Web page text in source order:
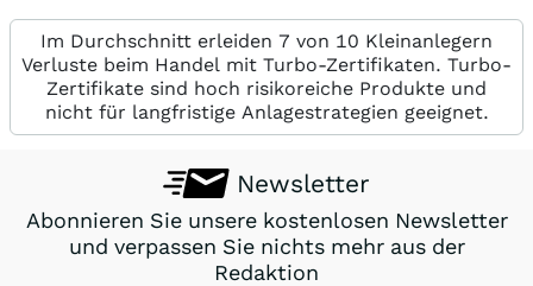
Im Durchschnitt erleiden 7 von 10 Kleinanlegern
Verluste beim Handel mit Turbo-Zertifikaten. Turbo-
Zertifikate sind hoch risikoreiche Produkte und
nicht für langfristige Anlagestrategien geeignet.
Newsletter
Abonnieren Sie unsere kostenlosen Newsletter
und verpassen Sie nichts mehr aus der
Redaktion